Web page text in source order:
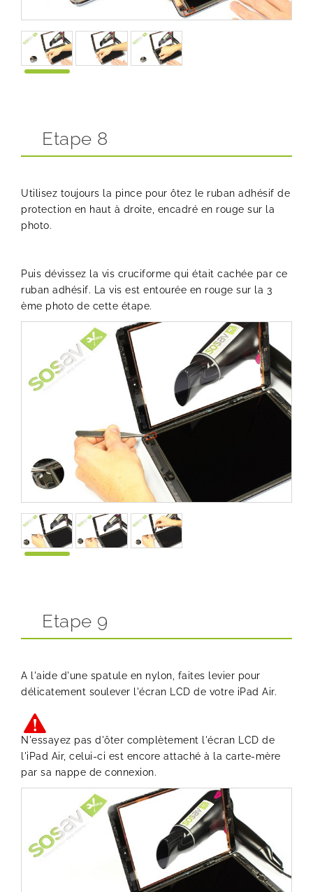
Etape 8
Utilisez toujours la pince pour ôtez le ruban adhésif de
protection en haut à droite, encadré en rouge sur la
photo.
Puis dévissez la vis cruciforme qui était cachée par ce
ruban adhésif. La vis est entourée en rouge sur la 3
ème photo de cette étape.
Etape 9
A l'aide d'une spatule en nylon, faites levier pour
délicatement soulever l'écran LCD de votre iPad Air.
N'essayez pas d'ôter complètement l'écran LCD de
l'iPad Air, celui-ci est encore attaché à la carte-mère
par sa nappe de connexion.